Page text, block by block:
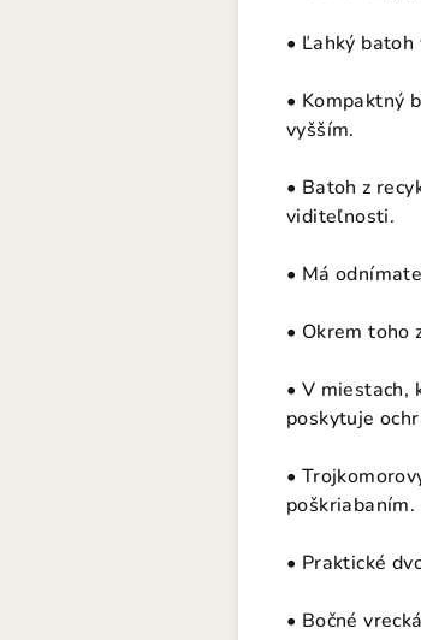
• Ľahký
• Kompaktný
vyšším.
• Batoh z
viditeľnosti.
• Má
• Okrem toho
• V miestach,
poskytuje
•
poškriabaním.
• Praktické
• Bočné